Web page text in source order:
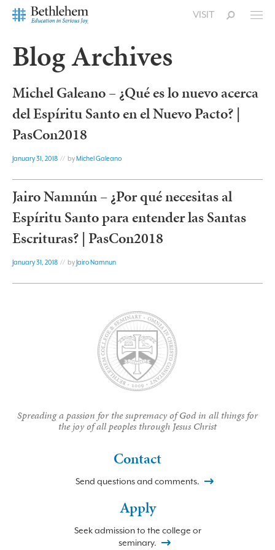
VISIT
Blog Archives
Michel Galeano – ¿Qué es lo nuevo acerca
del Espíritu Santo en el Nuevo Pacto? |
PasCon2018
January 31, 2018 // byMichel Galeano
Jairo Namnún – ¿Por qué necesitas al
Espíritu Santo para entender las Santas
Escrituras? | PasCon2018
January 31, 2018 // byJairo Namnun
Spreading a passion for the supremacy of God in all things for
the joy of all peoples through Jesus Christ
Contact
Send questions and comments.
Apply
Seek admission to the college or
seminary.